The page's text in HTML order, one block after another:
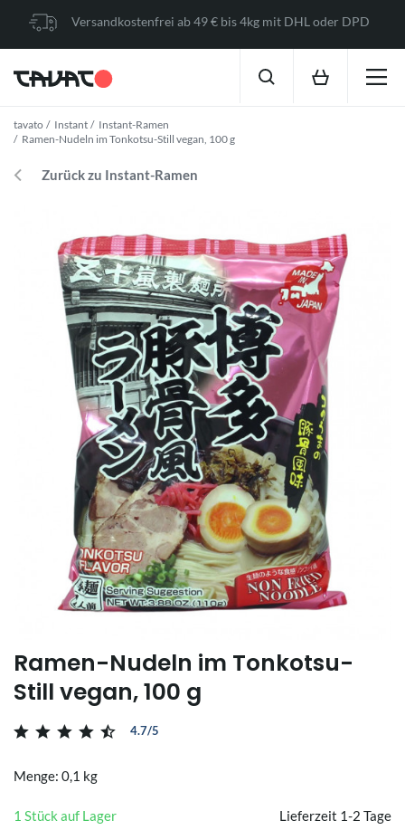
Versandkostenfrei ab 49 € bis 4kg mit DHL oder DPD
tavato Instant
Instant-Ramen
Ramen-Nudeln im Tonkotsu-Still vegan, 100 g
Zurück zu Instant-Ramen
Ramen-Nudeln im Tonkotsu-
Still vegan, 100 g
4.7/5
Menge: 0,1 kg
1 Stück auf Lager Lieferzeit 1-2 Tage